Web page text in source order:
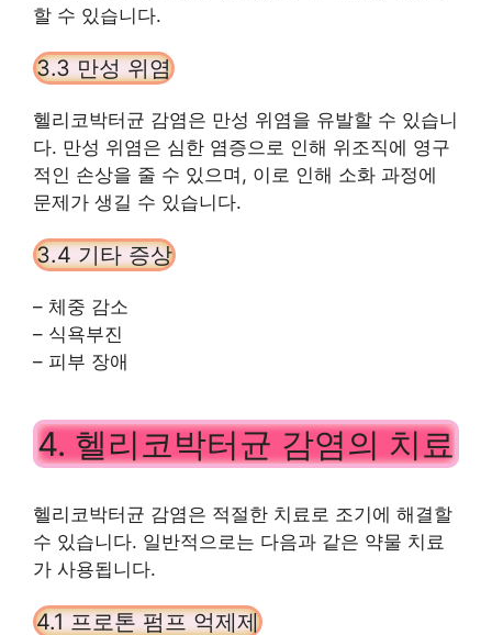
할 수 있습니다.
3.3 만성 위염
헬리코박터균 감염은 만성 위염을 유발할 수 있습니
다. 만성 위염은 심한 염증으로 인해 위조직에 영구
적인 손상을 줄 수 있으며, 이로 인해 소화 과정에
문제가 생길 수 있습니다.
3.4 기타 증상
– 체중 감소
– 식욕부진
– 피부 장애
4. 헬리코박터균 감염의 치료
헬리코박터균 감염은 적절한 치료로 조기에 해결할
수 있습니다. 일반적으로는 다음과 같은 약물 치료
가 사용됩니다.
4.1 프로톤 펌프 억제제